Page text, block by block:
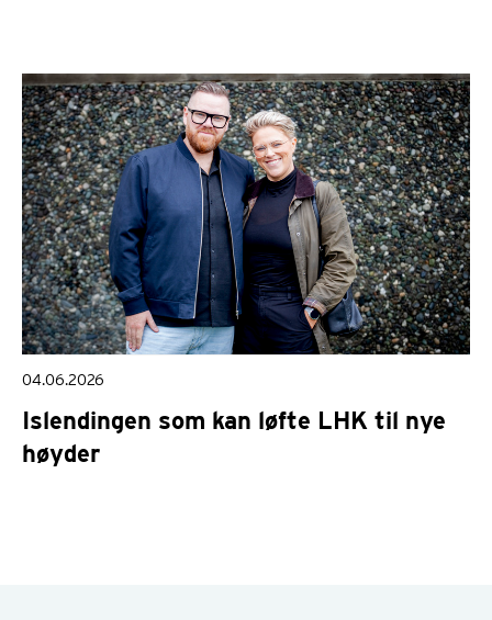
04.06.2026
Islendingen som kan løfte LHK til nye
høyder